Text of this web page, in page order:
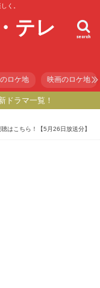
く。
テレ
search
のロケ地 映画のロケ地
ドラマ一覧！
はこちら！【5月26日放送分】